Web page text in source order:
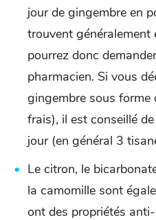
jour de gingembre en
trouvent généralement
pourrez donc
pharmacien. Si vous
gingembre sous forme
frais), il est conseillé
jour (en général 3
Le citron, le
la camomille sont
ont des propriétés